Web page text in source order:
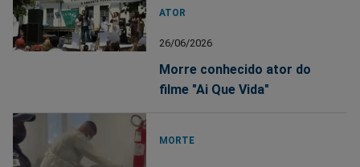
ATOR
26/06/2026
Morre conhecido ator do
filme "Ai Que Vida"
MORTE